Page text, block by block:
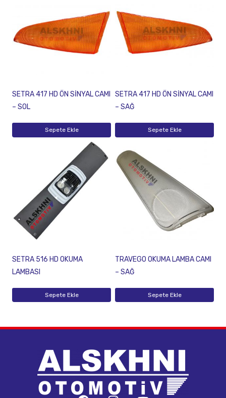
SETRA 417 HD ÖN SİNYAL CAMI
– SOL
Sepete Ekle
SETRA 417 HD ÖN SİNYAL CAMI
– SAĞ
Sepete Ekle
SETRA 516 HD OKUMA
LAMBASI
Sepete Ekle
TRAVEGO OKUMA LAMBA CAMI
– SAĞ
Sepete Ekle